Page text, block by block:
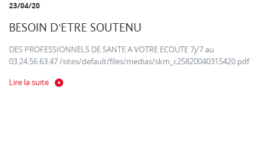
23/04/20
BESOIN D'ETRE SOUTENU
DES PROFESSIONNELS DE SANTE A VOTRE ECOUTE 7j/7 au
03.24.56.63.47 /sites/default/files/medias/skm_c25820040315420.pdf
Lire la suite